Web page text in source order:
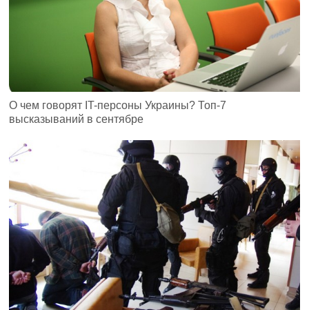
О чем говорят IT-персоны Украины? Топ-7
высказываний в сентябре